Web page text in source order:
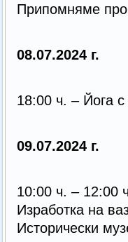
Припомняме
08.07.2024 г.
18:00 ч. – Йога
09.07.2024 г.
10:00 ч. – 12:00
Изработка на
Исторически